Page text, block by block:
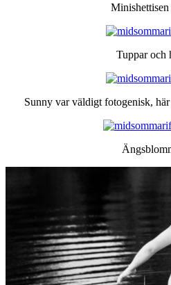
Tuppar och
Sunny var väldigt fotogenisk,